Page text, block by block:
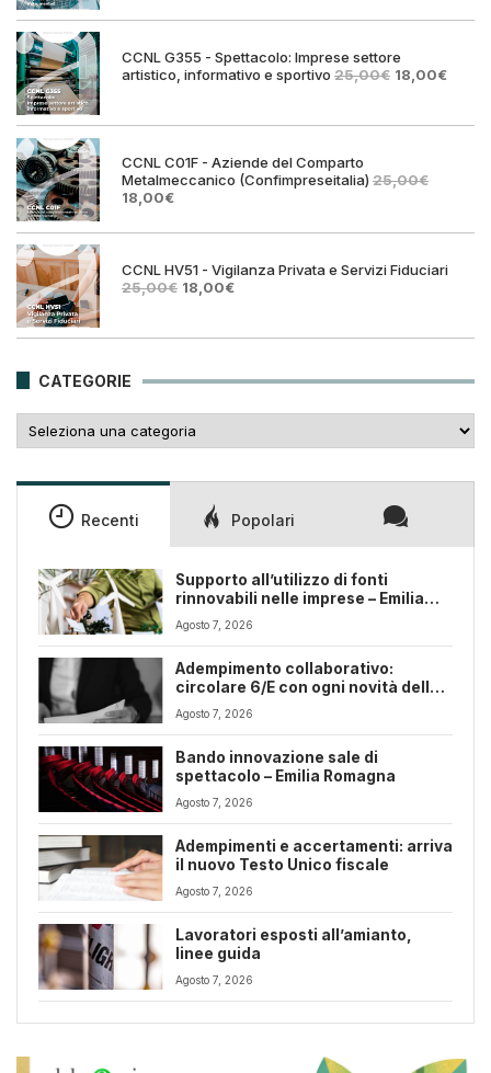
era:
è:
CCNL G355 - Spettacolo: Imprese settore
artistico, informativo e sportivo 25,00€ Il
era:
18,00€Il
è:
CCNL C01F - Aziende del Comparto
Metalmeccanico (Confimpreseitalia) 25,00€
Il
originale
25,00€.
18,00€Il
attuale
18,00€.
CCNL HV51 - Vigilanza Privata e Servizi Fiduciari
25,00€ Il
era:
18,00€Il
è:
CATEGORIE
Recenti Popolari
Supporto all’utilizzo di fonti
rinnovabili nelle imprese – Emilia
Romagna
Agosto 7, 2026
Adempimento collaborativo:
circolare 6/E con ogni novità della
riforma fiscale
Agosto 7, 2026
Bando innovazione sale di
spettacolo – Emilia Romagna
Agosto 7, 2026
Adempimenti e accertamenti: arriva
il nuovo Testo Unico fiscale
Agosto 7, 2026
Lavoratori esposti all’amianto,
linee guida
Agosto 7, 2026